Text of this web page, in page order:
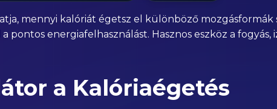
mennyi kalóriát égetsz el különböző mozgásformák
pontos energiafelhasználást. Hasznos eszköz a fogyás,
a Kalóriaégetés